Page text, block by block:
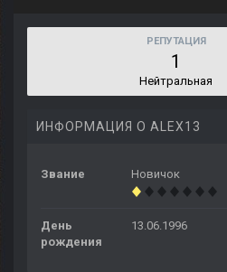
РЕПУТАЦИЯ
1
Нейтральная
ИНФОРМАЦИЯ О ALEX13
Звание Новичок
День
рождения
13.06.1996